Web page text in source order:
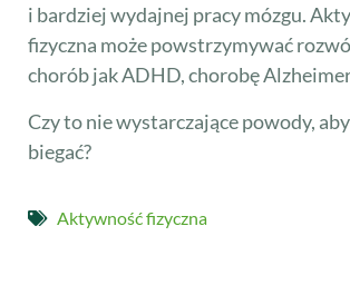
i bardziej wydajnej pracy mózgu.
fizyczna może powstrzymywać
chorób jak ADHD, chorobę
Czy to nie wystarczające powody,
biegać?
Aktywność fizyczna